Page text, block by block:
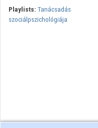
Playlists: Tanácsadás
szociálpszichológiája